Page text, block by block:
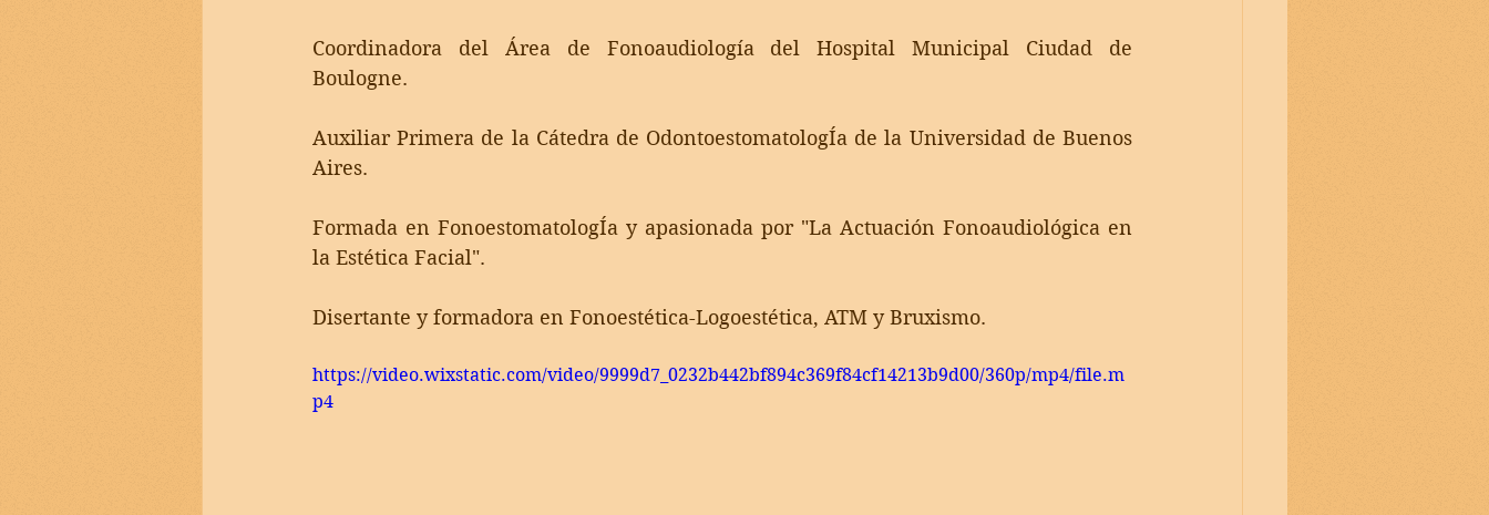
Coordinadora del Área de Fonoaudiología del Hospital Municipal Ciudad de
Boulogne.
Auxiliar Primera de la Cátedra de OdontoestomatologÍa de la Universidad de Buenos
Aires.
Formada en FonoestomatologÍa y apasionada por "La Actuación Fonoaudiológica en
la Estética Facial".
Disertante y formadora en Fonoestética-Logoestética, ATM y Bruxismo.
https://video.wixstatic.com/video/9999d7_0232b442bf894c369f84cf14213b9d00/360p/mp4/file.m
p4